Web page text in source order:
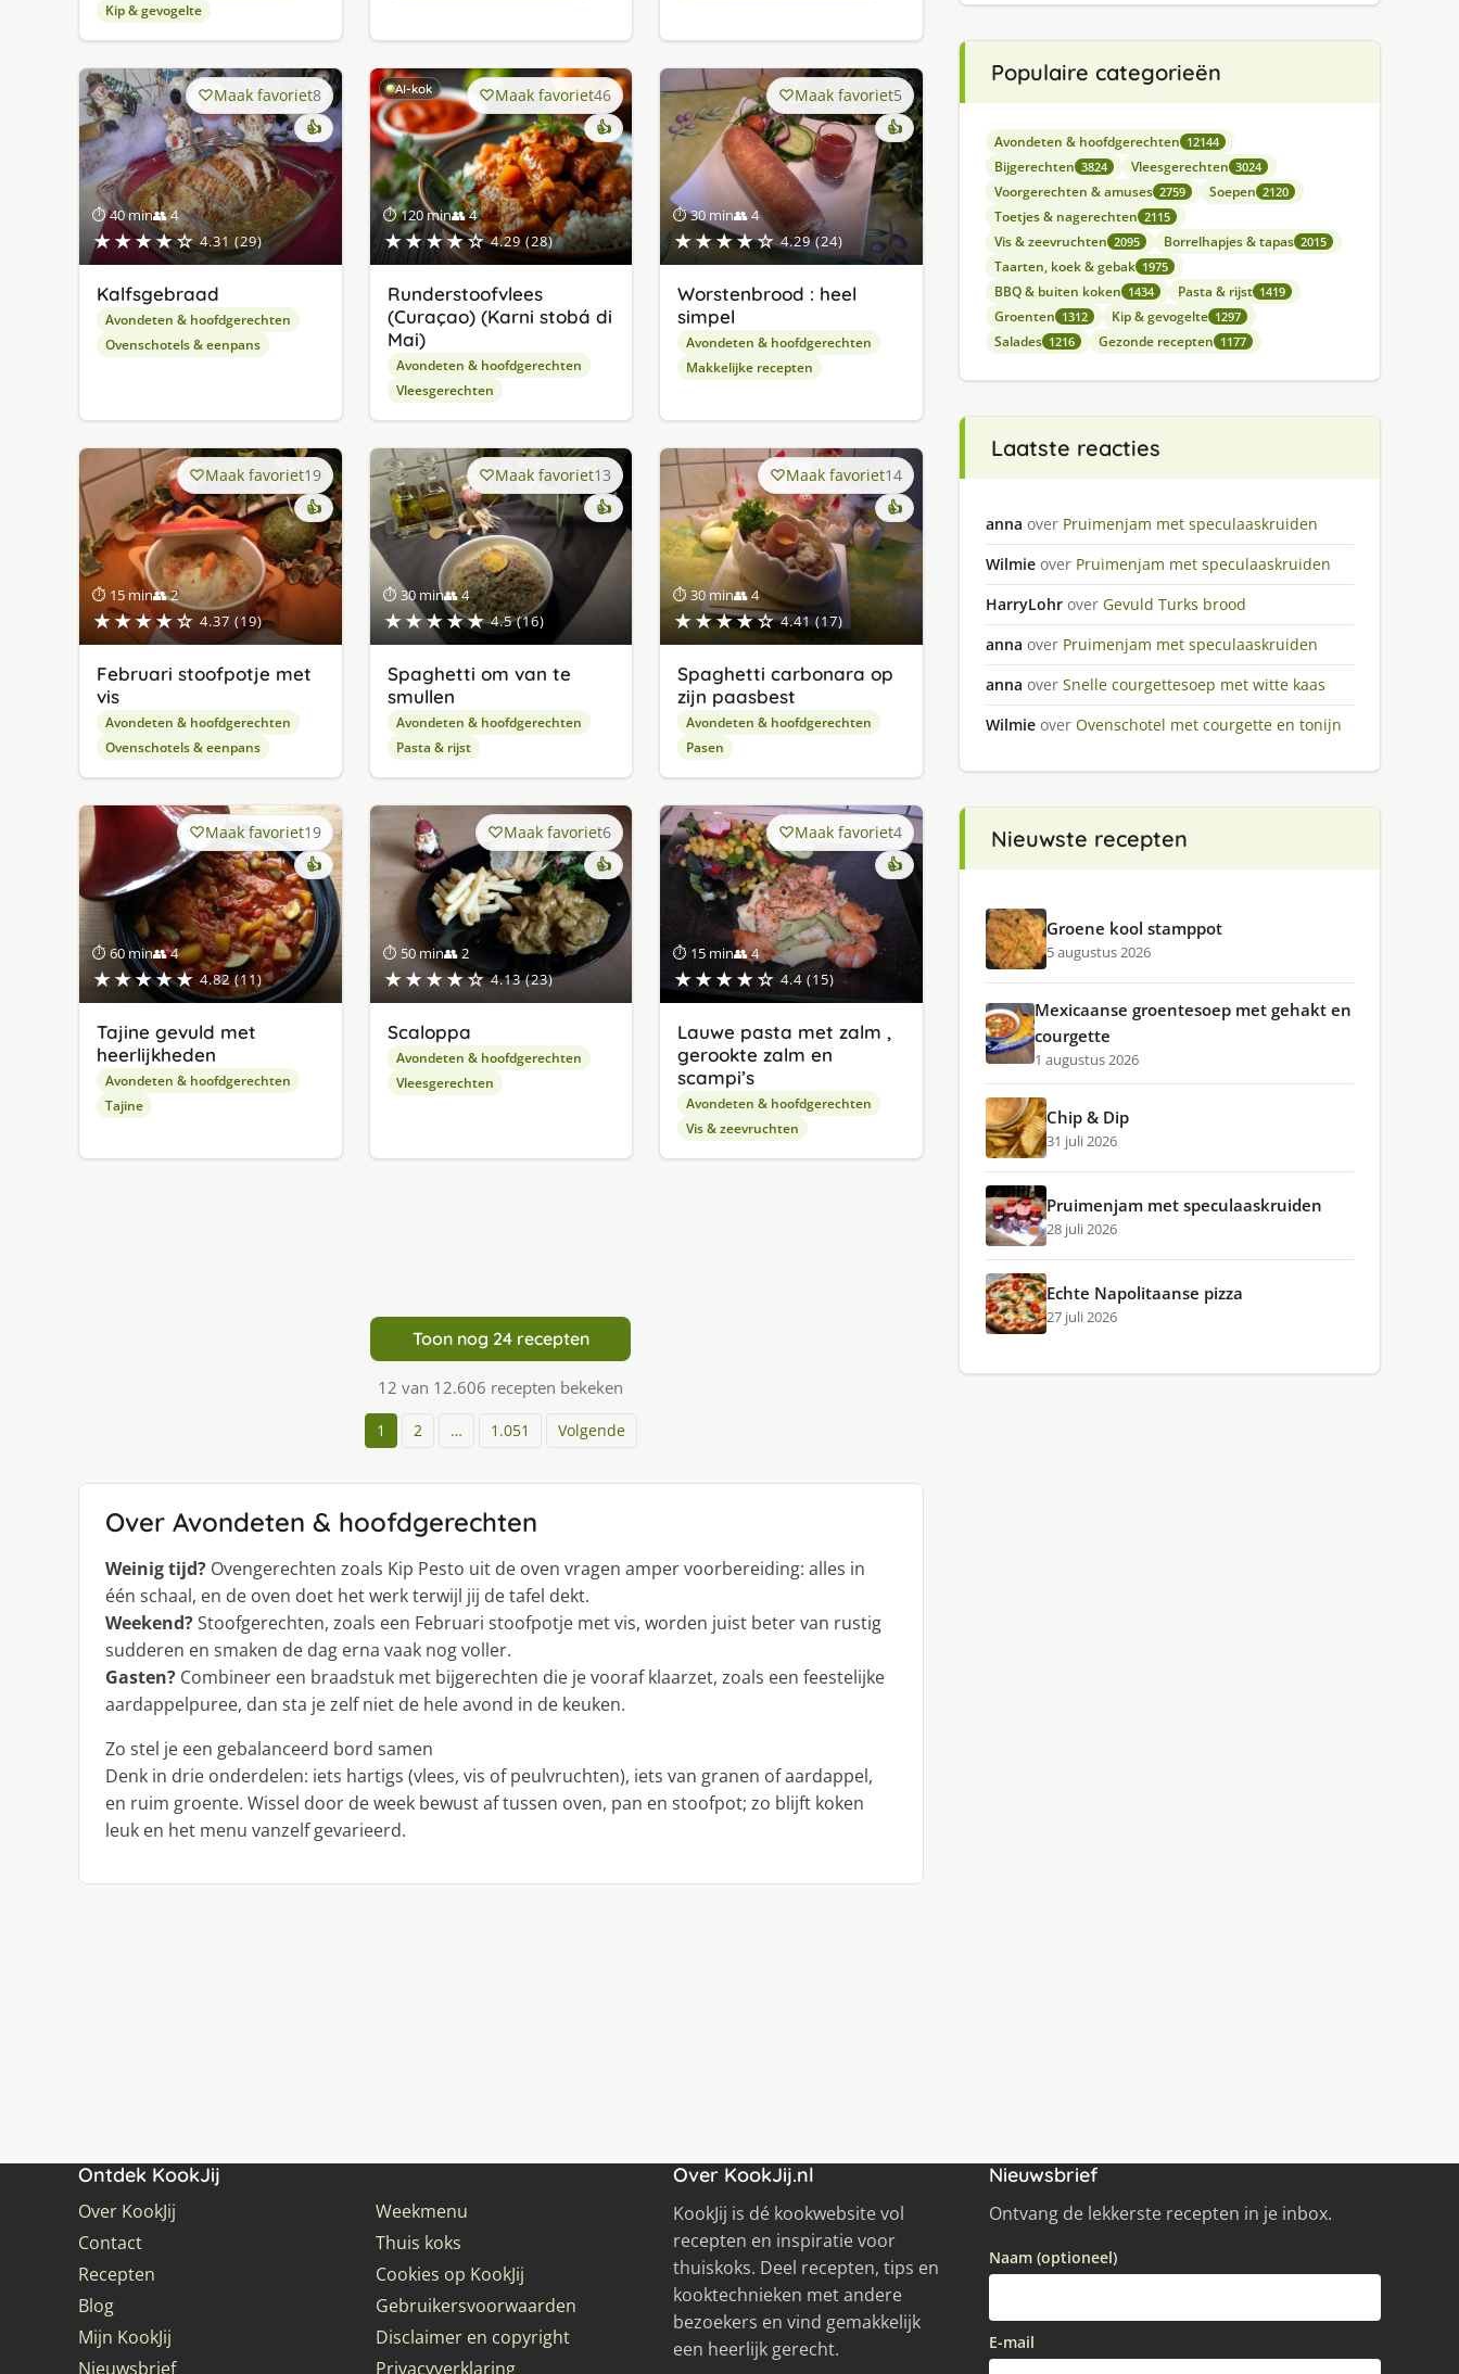
Kip & gevogelte
⏱ 40 min👥 4
★★★★☆ 4.31 (29)
Maak favoriet8
👍
Kalfsgebraad
Avondeten & hoofdgerechten
Ovenschotels & eenpans
AI-kok
⏱ 120 min👥 4
★★★★☆ 4.29 (28)
Maak favoriet46
👍
Runderstoofvlees
(Curaçao) (Karni stobá di
Mai)
Avondeten & hoofdgerechten
Vleesgerechten
⏱ 30 min👥 4
★★★★☆ 4.29 (24)
Maak favoriet5
👍
Worstenbrood : heel
simpel
Avondeten & hoofdgerechten
Makkelijke recepten
⏱ 15 min👥 2
★★★★☆ 4.37 (19)
Maak favoriet19
👍
Februari stoofpotje met
vis
Avondeten & hoofdgerechten
Ovenschotels & eenpans
⏱ 30 min👥 4
★★★★★ 4.5 (16)
Maak favoriet13
👍
Spaghetti om van te
smullen
Avondeten & hoofdgerechten
Pasta & rijst
⏱ 30 min👥 4
★★★★☆ 4.41 (17)
Maak favoriet14
👍
Spaghetti carbonara op
zijn paasbest
Avondeten & hoofdgerechten
Pasen
⏱ 60 min👥 4
★★★★★ 4.82 (11)
Maak favoriet19
👍
Tajine gevuld met
heerlijkheden
Avondeten & hoofdgerechten
Tajine
⏱ 50 min👥 2
★★★★☆ 4.13 (23)
Maak favoriet6
👍
Scaloppa
Avondeten & hoofdgerechten
Vleesgerechten
⏱ 15 min👥 4
★★★★☆ 4.4 (15)
Maak favoriet4
👍
Lauwe pasta met zalm ,
gerookte zalm en
scampi’s
Avondeten & hoofdgerechten
Vis & zeevruchten
Toon nog 24 recepten
12 van 12.606 recepten bekeken
1 2 … 1.051 Volgende
Over Avondeten & hoofdgerechten
Weinig tijd? Ovengerechten zoals Kip Pesto uit de oven vragen amper voorbereiding: alles in
één schaal, en de oven doet het werk terwijl jij de tafel dekt.
Weekend?Stoofgerechten, zoals een Februari stoofpotje met vis, worden juist beter van rustig
sudderen en smaken de dag erna vaak nog voller.
Gasten? Combineer een braadstuk met bijgerechten die je vooraf klaarzet, zoals een feestelijke
aardappelpuree, dan sta je zelf niet de hele avond in de keuken.
Zo stel je een gebalanceerd bord samen
Denk in drie onderdelen: iets hartigs (vlees, vis of peulvruchten), iets van granen of aardappel,
en ruim groente. Wissel door de week bewust af tussen oven, pan en stoofpot; zo blijft koken
leuk en het menu vanzelf gevarieerd.
Populaire categorieën
Avondeten & hoofdgerechten 12144
Bijgerechten 3824 Vleesgerechten 3024
Voorgerechten & amuses 2759 Soepen 2120
Toetjes & nagerechten 2115
Vis & zeevruchten 2095 Borrelhapjes & tapas 2015
Taarten, koek & gebak 1975
BBQ & buiten koken 1434 Pasta & rijst 1419
Groenten 1312 Kip & gevogelte 1297
Salades 1216 Gezonde recepten 1177
Laatste reacties
anna over Pruimenjam met speculaaskruiden
Wilmie over Pruimenjam met speculaaskruiden
HarryLohr over Gevuld Turks brood
anna over Pruimenjam met speculaaskruiden
anna over Snelle courgettesoep met witte kaas
Wilmie over Ovenschotel met courgette en tonijn
Nieuwste recepten
Groene kool stamppot
5 augustus 2026
Mexicaanse groentesoep met gehakt en
courgette
1 augustus 2026
Chip & Dip
31 juli 2026
Pruimenjam met speculaaskruiden
28 juli 2026
Echte Napolitaanse pizza
27 juli 2026
Ontdek KookJij
Over KookJij
Contact
Recepten
Blog
Mijn KookJij
Nieuwsbrief
Weekmenu
Thuis koks
Cookies op KookJij
Gebruikersvoorwaarden
Disclaimer en copyright
Privacyverklaring
Over KookJij.nl
KookJij is dé kookwebsite vol
recepten en inspiratie voor
thuiskoks. Deel recepten, tips en
kooktechnieken met andere
bezoekers en vind gemakkelijk
een heerlijk gerecht.
Nieuwsbrief
Ontvang de lekkerste recepten in je inbox.
Naam (optioneel)
E-mail